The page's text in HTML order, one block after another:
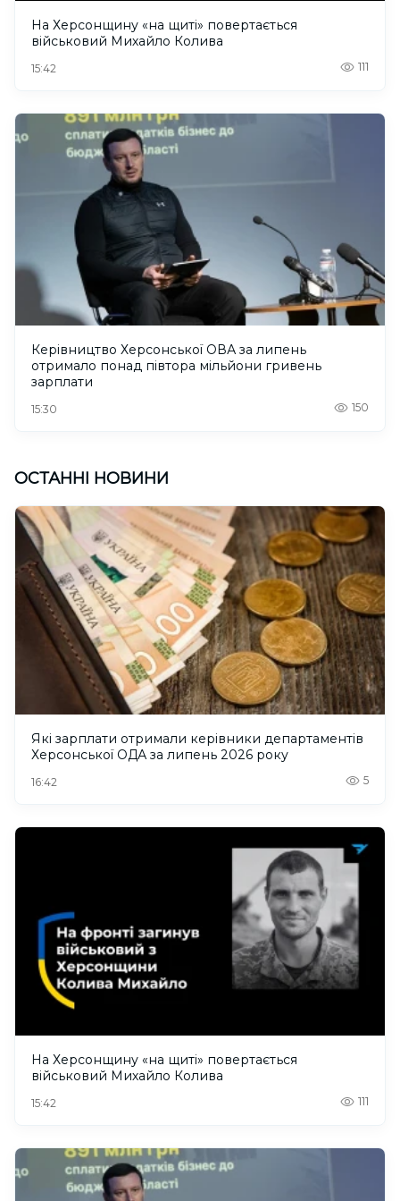
На Херсонщину «на щиті» повертається
військовий Михайло Колива
15:42 111
Керівництво Херсонської ОВА за липень
отримало понад півтора мільйони гривень
зарплати
15:30 150
ОСТАННІ НОВИНИ
Які зарплати отримали керівники департаментів
Херсонської ОДА за липень 2026 року
16:42 5
На Херсонщину «на щиті» повертається
військовий Михайло Колива
15:42 111